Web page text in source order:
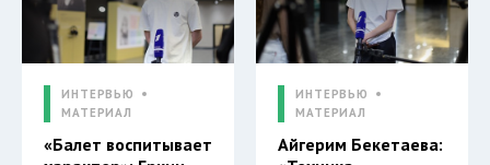
ИНТЕРВЬЮ
МАТЕРИАЛ
«Балет воспитывает
ИНТЕРВЬЮ
МАТЕРИАЛ
Айгерим Бекетаева: